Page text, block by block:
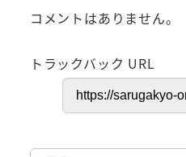
コメントはありません。
トラックバック URL